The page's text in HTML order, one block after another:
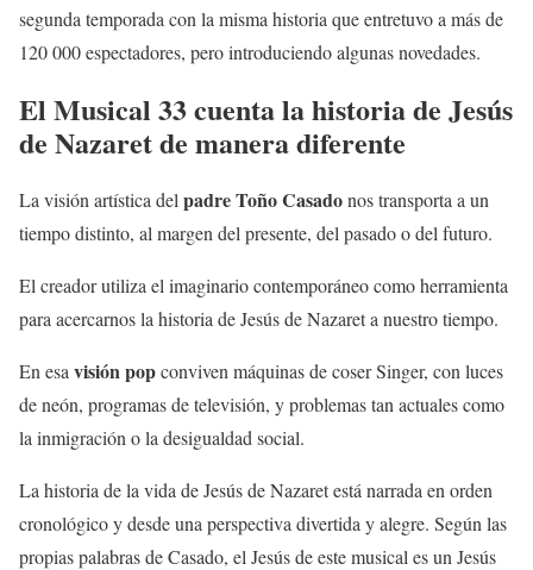
segunda temporada con la misma historia que entretuvo a más de
120 000 espectadores, pero introduciendo algunas novedades.
El Musical 33 cuenta la historia de Jesús
de Nazaret de manera diferente
La visión artística del padre Toño Casadonos transporta a un
tiempo distinto, al margen del presente, del pasado o del futuro.
El creador utiliza el imaginario contemporáneo como herramienta
para acercarnos la historia de Jesús de Nazaret a nuestro tiempo.
En esa visión popconviven máquinas de coser Singer, con luces
de neón, programas de televisión, y problemas tan actuales como
la inmigración o la desigualdad social.
La historia de la vida de Jesús de Nazaret está narrada en orden
cronológico y desde una perspectiva divertida y alegre. Según las
propias palabras de Casado, el Jesús de este musical es un Jesús